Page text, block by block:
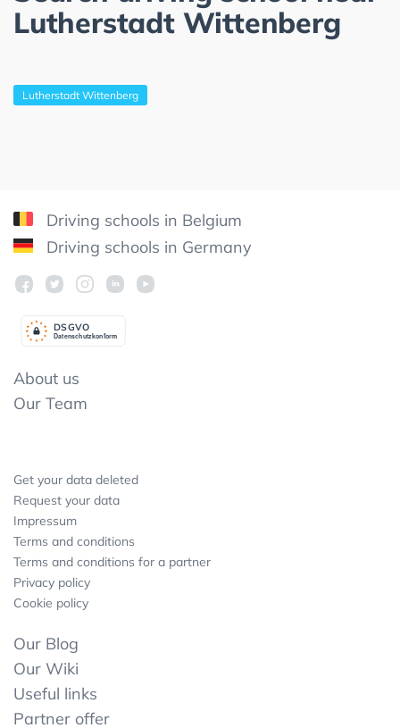
Lutherstadt Wittenberg
Lutherstadt Wittenberg
Driving schools in Belgium
Driving schools in Germany
Datenschutzkonform
DSGVO
About us
Our Team
Get your data deleted
Request your data
Impressum
Terms and conditions
Terms and conditions for a partner
Privacy policy
Cookie policy
Our Blog
Our Wiki
Useful links
Partner offer